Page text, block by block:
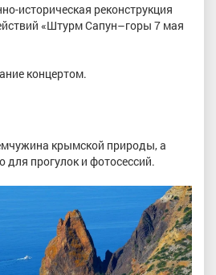
историческая реконструкция
«Штурм Сапун–горы 7 мая
концертом.
крымской природы, а
для прогулок и фотосессий.